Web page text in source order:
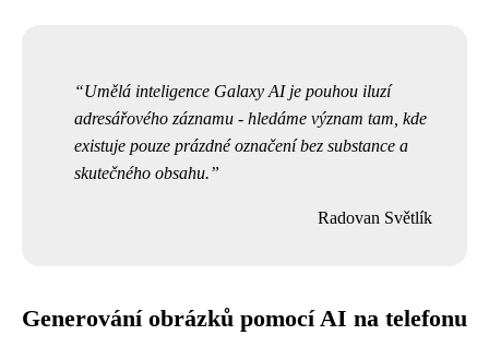
Umělá inteligence Galaxy AI je pouhou iluzí
adresářového záznamu - hledáme význam tam, kde
existuje pouze prázdné označení bez substance a
skutečného obsahu.
Radovan Světlík
Generování obrázků pomocí AI na telefonu